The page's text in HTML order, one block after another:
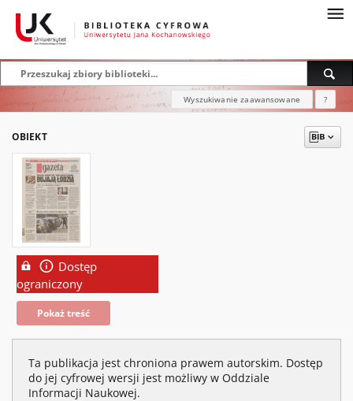
Wyszukiwanie zaawansowane ?
OBIEKT
Dostęp
ograniczony
Pokaż treść
Ta publikacja jest chroniona prawem autorskim. Dostęp
do jej cyfrowej wersji jest możliwy w Oddziale
Informacji Naukowej.